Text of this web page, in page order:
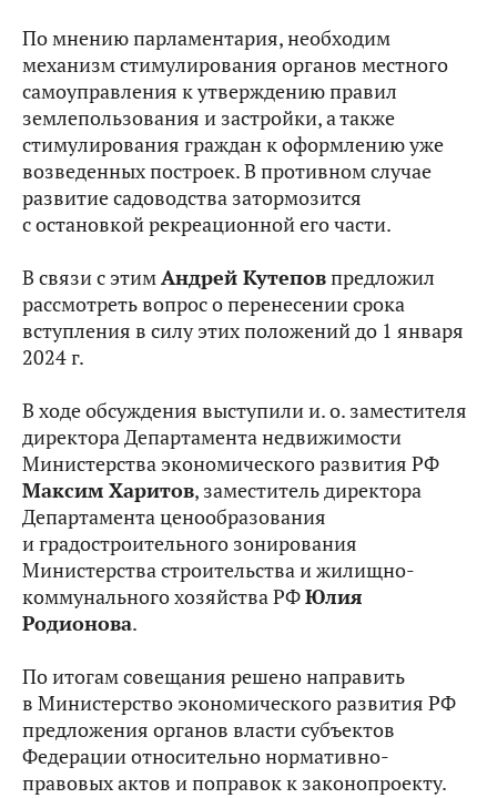
По мнению парламентария, необходим
механизм стимулирования органов местного
самоуправления к утверждению правил
землепользования и застройки, а также
стимулирования граждан к оформлению уже
возведенных построек. В противном случае
развитие садоводства затормозится
с остановкой рекреационной его части.
В связи с этимАндрей Кутеповпредложил
рассмотреть вопрос о перенесении срока
вступления в силу этих положений до 1 января
2024 г.
В ходе обсуждения выступили и. о. заместителя
директора Департамента недвижимости
Министерства экономического развития РФ
Максим Харитов, заместитель директора
Департамента ценообразования
и градостроительного зонирования
Министерства строительства и жилищно-
коммунального хозяйства РФЮлия
Родионова.
По итогам совещания решено направить
в Министерство экономического развития РФ
предложения органов власти субъектов
Федерации относительно нормативно-
правовых актов и поправок к законопроекту.